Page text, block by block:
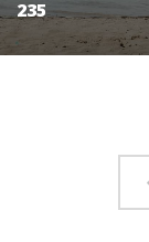
235